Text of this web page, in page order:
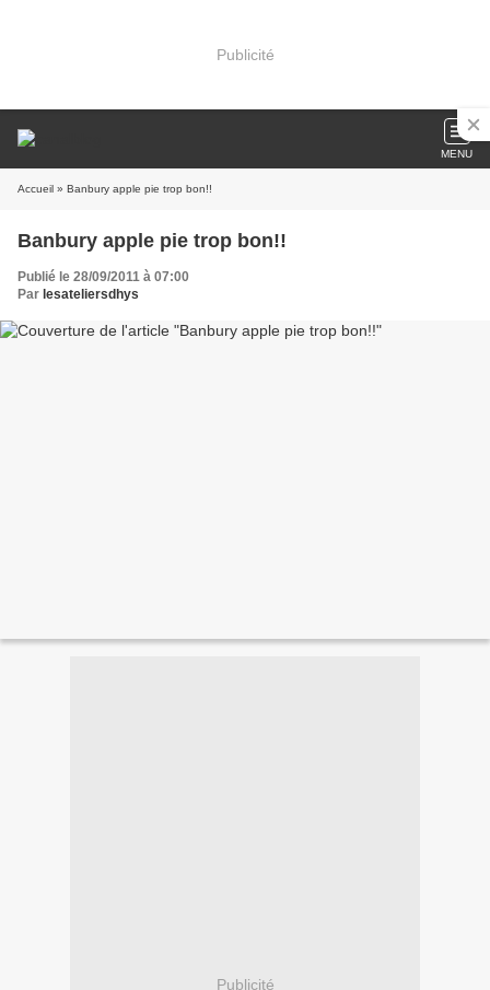
Publicité
MENU
Accueil » Banbury apple pie trop bon!!
Banbury apple pie trop bon!!
Publié le 28/09/2011 à 07:00
Par lesateliersdhys
Publicité